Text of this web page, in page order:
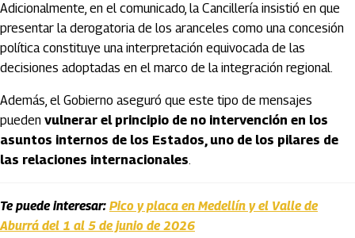
Adicionalmente, en el comunicado, la Cancillería insistió en que
presentar la derogatoria de los aranceles como una concesión
política constituye una interpretación equivocada de las
decisiones adoptadas en el marco de la integración regional.
Además, el Gobierno aseguró que este tipo de mensajes
pueden vulnerar el principio de no intervención en los
asuntos internos de los Estados, uno de los pilares de
las relaciones internacionales.
Te puede interesar: Pico y placa en Medellín y el Valle de
Aburrá del 1 al 5 de junio de 2026